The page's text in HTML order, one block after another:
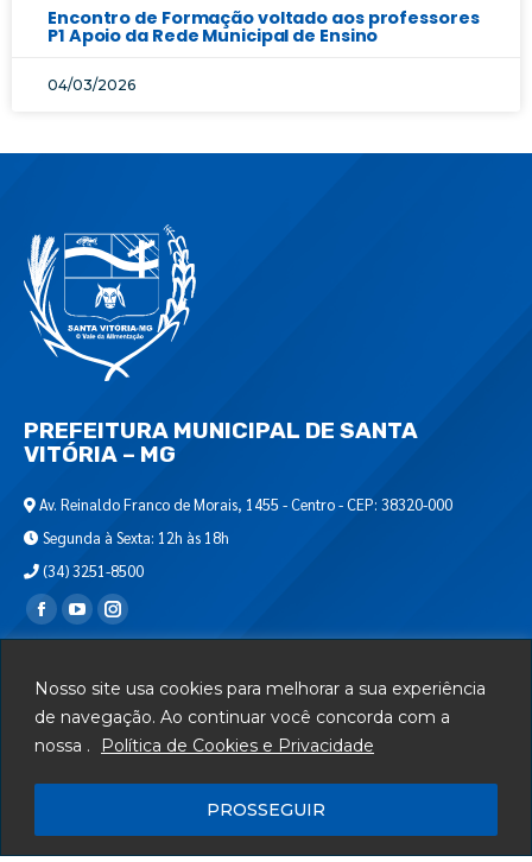
Nosso site usa cookies para melhorar a sua experiência
de navegação. Ao continuar você concorda com a
nossa .
Política de Cookies e Privacidade
PROSSEGUIR
Encontro de Formação voltado aos professores
P1 Apoio da Rede Municipal de Ensino
04/03/2026
PREFEITURA MUNICIPAL DE SANTA
VITÓRIA – MG
Av. Reinaldo Franco de Morais, 1455 - Centro - CEP: 38320-000
Segunda à Sexta: 12h às 18h
(34) 3251-8500
Encontre-nos em:
Departamento de T.I.
Serviços
Mapa do Site